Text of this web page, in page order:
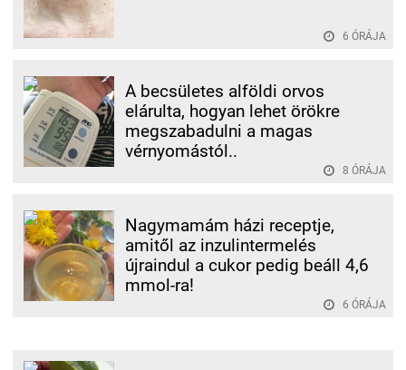
6 ÓRÁJA
A becsületes alföldi orvos
elárulta, hogyan lehet örökre
megszabadulni a magas
vérnyomástól..
8 ÓRÁJA
Nagymamám házi receptje,
amitől az inzulintermelés
újraindul a cukor pedig beáll 4,6
mmol-ra!
6 ÓRÁJA